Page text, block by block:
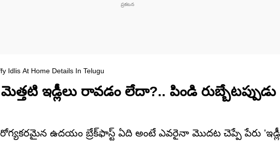
Idlis At Home Details In Telugu
ఇడ్లీలు రావడం లేదా?.. పిండి రుబ్బేటప్పుడు
ఉదయం బ్రేక్‌ఫాస్ట్ ఏది అంటే ఎవరైనా మొదట చెప్పే పేరు